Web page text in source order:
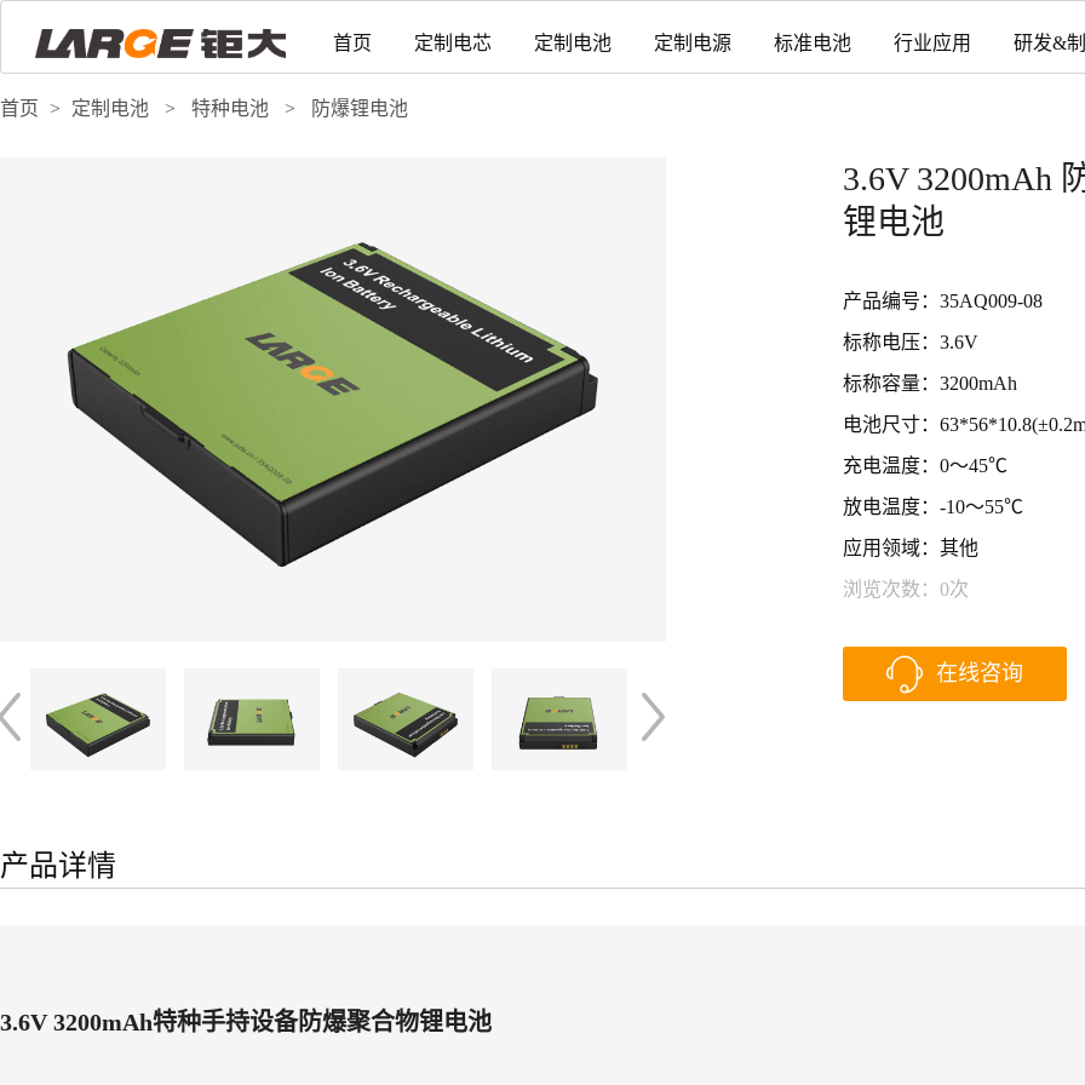
首页 定制电芯 定制电池 定制电源 标准电池 行业应用 研发&
首页 > 定制电池 > 特种电池 > 防爆锂电池
3.6V 3200mAh
锂电池
产品编号：35AQ009-08
标称电压：3.6V
标称容量：3200mAh
电池尺寸：
充电温度：0～45℃
放电温度：-10～55℃
应用领域：其他
浏览次数： 0次
在线咨询
产品详情
3.6V 3200mAh特种手持设备防爆聚合物锂电池